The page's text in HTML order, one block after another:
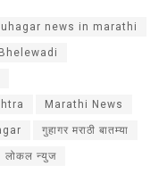
news in marathi
Marathi News
गुहागर मराठी बातम्या
लोकल न्युज